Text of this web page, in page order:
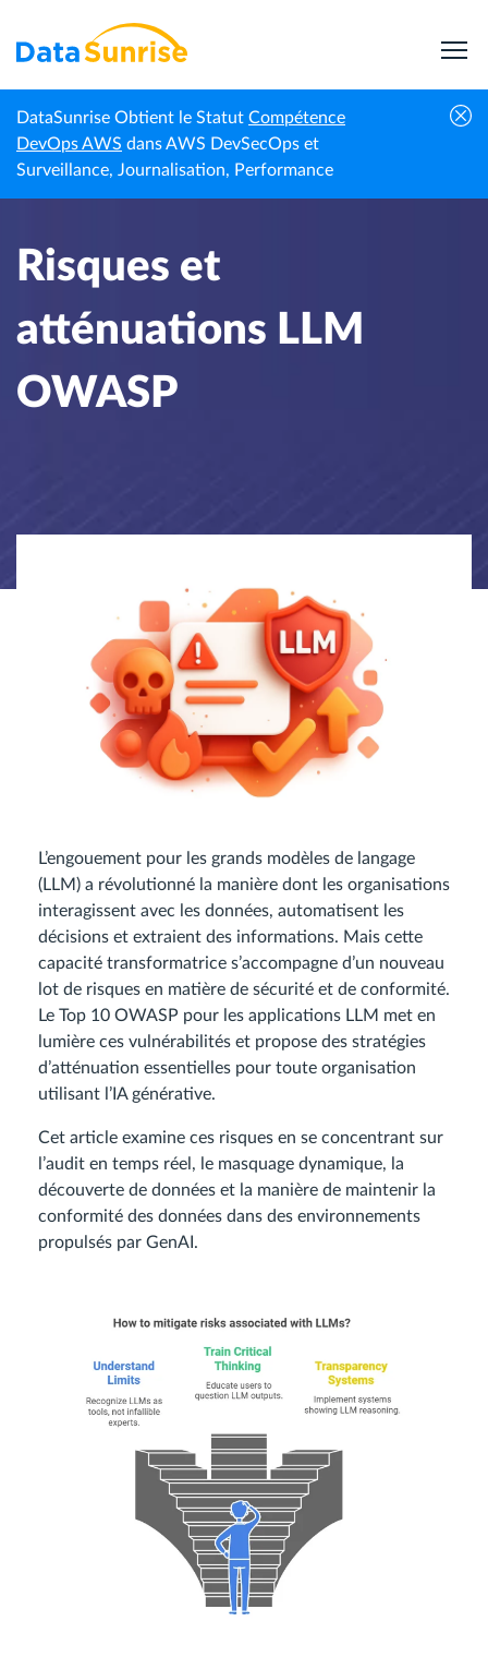
DataSunrise Obtient le Statut Compétence
DevOps AWS dans AWS DevSecOps et
Surveillance, Journalisation, Performance
Accueil Centre de connaissances Risques et atténuations LLM OWASP
Risques et
atténuations LLM
OWASP
L’engouement pour les grands modèles de langage
(LLM) a révolutionné la manière dont les organisations
interagissent avec les données, automatisent les
décisions et extraient des informations. Mais cette
capacité transformatrice s’accompagne d’un nouveau
lot de risques en matière de sécurité et de conformité.
Le Top 10 OWASP pour les applications LLM met en
lumière ces vulnérabilités et propose des stratégies
d’atténuation essentielles pour toute organisation
utilisant l’IA générative.
Cet article examine ces risques en se concentrant sur
l’audit en temps réel, le masquage dynamique, la
découverte de données et la manière de maintenir la
conformité des données dans des environnements
propulsés par GenAI.